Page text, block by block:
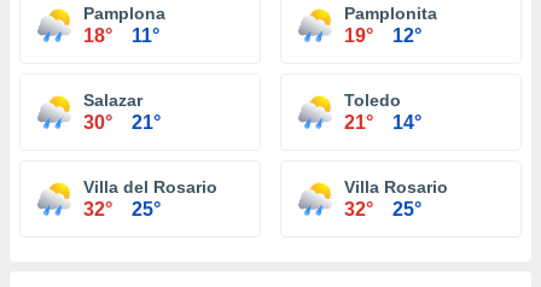
Pamplona
18° 11°
Pamplonita
19° 12°
Salazar
30° 21°
Toledo
21° 14°
Villa del Rosario
32° 25°
Villa Rosario
32° 25°